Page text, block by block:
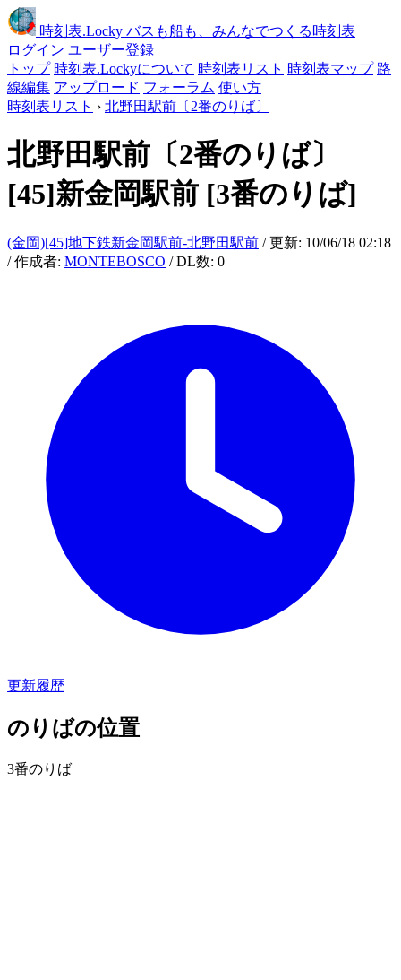
時刻表.Locky バスも船も、みんなでつくる時刻表
ログイン ユーザー登録
トップ 時刻表.Lockyについて 時刻表リスト 時刻表マップ 路
線編集 アップロード フォーラム 使い方
時刻表リスト › 北野田駅前〔2番のりば〕
北野田駅前〔2番のりば〕
[45]新金岡駅前 [3番のりば]
(金岡)[45]地下鉄新金岡駅前-北野田駅前 / 更新: 10/06/18 02:18
/ 作成者: MONTEBOSCO / DL数: 0
更新履歴
のりばの位置
3番のりば